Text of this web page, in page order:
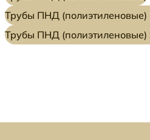
Трубы ПНД
Трубы ПНД (полиэтиленовые)